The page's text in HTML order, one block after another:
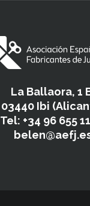
La Ballaora, 1
03440 Ibi
Tel: +34 96 655